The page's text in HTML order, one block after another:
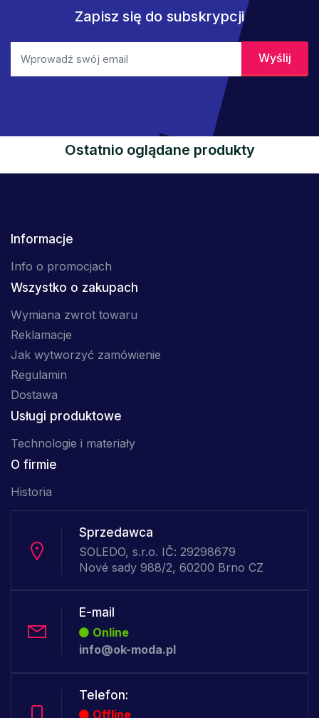
Zapisz się do subskrypcji
Ostatnio oglądane produkty
Informacje
Info o promocjach
Wszystko o zakupach
Wymiana zwrot towaru
Reklamacje
Jak wytworzyć zamówienie
Regulamin
Dostawa
Usługi produktowe
Technologie i materiały
O firmie
Historia
Sprzedawca
SOLEDO, s.r.o. IČ: 29298679
Nové sady 988/2, 60200 Brno CZ
E-mail
Online
info@ok-moda.pl
Telefon:
Offline